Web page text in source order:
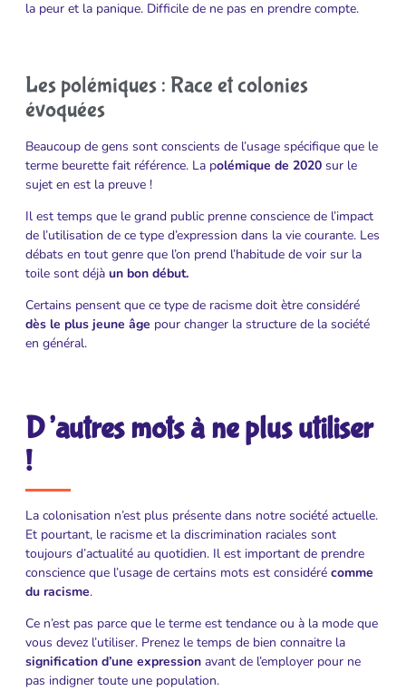
la peur et la panique. Difficile de ne pas en prendre compte.
Les polémiques : Race et colonies
évoquées
Beaucoup de gens sont conscients de l’usage spécifique que le
terme beurette fait référence. La polémique de 2020 sur le
sujet en est la preuve !
Il est temps que le grand public prenne conscience de l’impact
de l’utilisation de ce type d’expression dans la vie courante. Les
débats en tout genre que l’on prend l’habitude de voir sur la
toile sont déjà un bon début.
Certains pensent que ce type de racisme doit ètre considéré
dès le plus jeune âge pour changer la structure de la société
en général.
D’autres mots à ne plus utiliser
!
La colonisation n’est plus présente dans notre société actuelle.
Et pourtant, le racisme et la discrimination raciales sont
toujours d’actualité au quotidien. Il est important de prendre
conscience que l’usage de certains mots est considéré comme
du racisme.
Ce n’est pas parce que le terme est tendance ou à la mode que
vous devez l’utiliser. Prenez le temps de bien connaitre la
signification d’une expression avant de l’employer pour ne
pas indigner toute une population.